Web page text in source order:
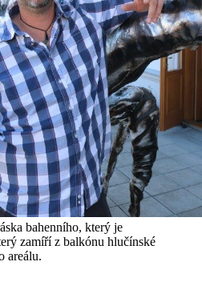
bahenního, který je
zamíří z balkónu hlučínské
areálu.